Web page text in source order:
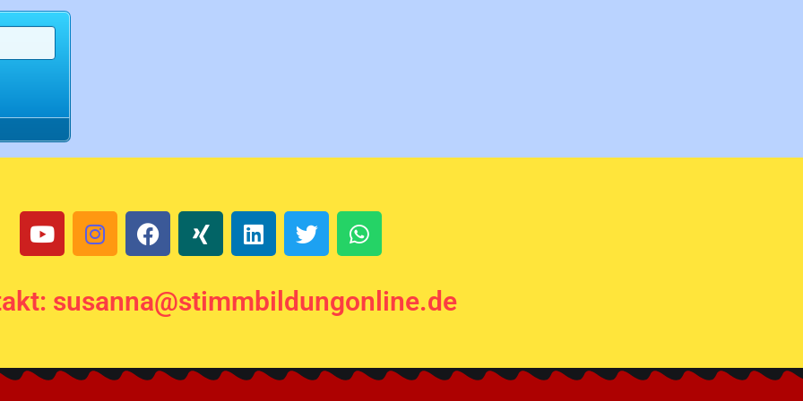
susanna@stimmbildungonline.de